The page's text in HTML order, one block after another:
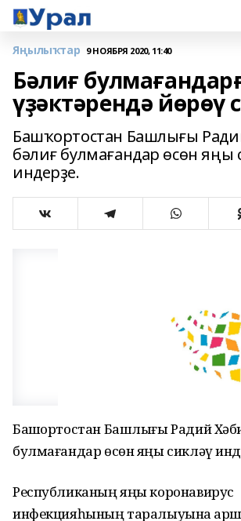
Яңылыҡтар 9 НОЯБРЯ 2020, 11:40
Бәлиғ
үҙәктәрендә йөрөү
Башҡортостан Башлығы
бәлиғ булмағандар өсөн яңы
индерҙе.
Башҡортостан Башлығы Радий
булмағандар өсөн яңы сикләү
Республиканың яңы коронавирус
инфекцияһының таралыуына